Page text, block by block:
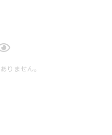
りません。